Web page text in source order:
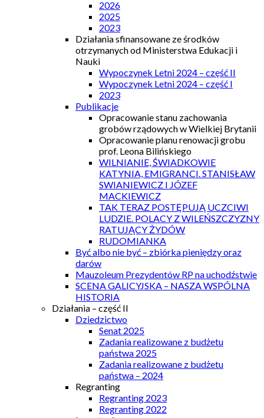
2026
2025
2023
Działania sfinansowane ze środków
otrzymanych od Ministerstwa Edukacji i
Nauki
Wypoczynek Letni 2024 – część II
Wypoczynek Letni 2024 – część I
2023
Publikacje
Opracowanie stanu zachowania
grobów rządowych w Wielkiej Brytanii
Opracowanie planu renowacji grobu
prof. Leona Bilińskiego
WILNIANIE, ŚWIADKOWIE
KATYNIA, EMIGRANCI. STANISŁAW
SWIANIEWICZ I JÓZEF
MACKIEWICZ
TAK TERAZ POSTĘPUJĄ UCZCIWI
LUDZIE. POLACY Z WILEŃSZCZYZNY
RATUJĄCY ŻYDÓW
RUDOMIANKA
Być albo nie być – zbiórka pieniędzy oraz
darów
Mauzoleum Prezydentów RP na uchodźstwie
SCENA GALICYJSKA – NASZA WSPÓLNA
HISTORIA
Działania – część II
Dziedzictwo
Senat 2025
Zadania realizowane z budżetu
państwa 2025
Zadania realizowane z budżetu
państwa – 2024
Regranting
Regranting 2023
Regranting 2022